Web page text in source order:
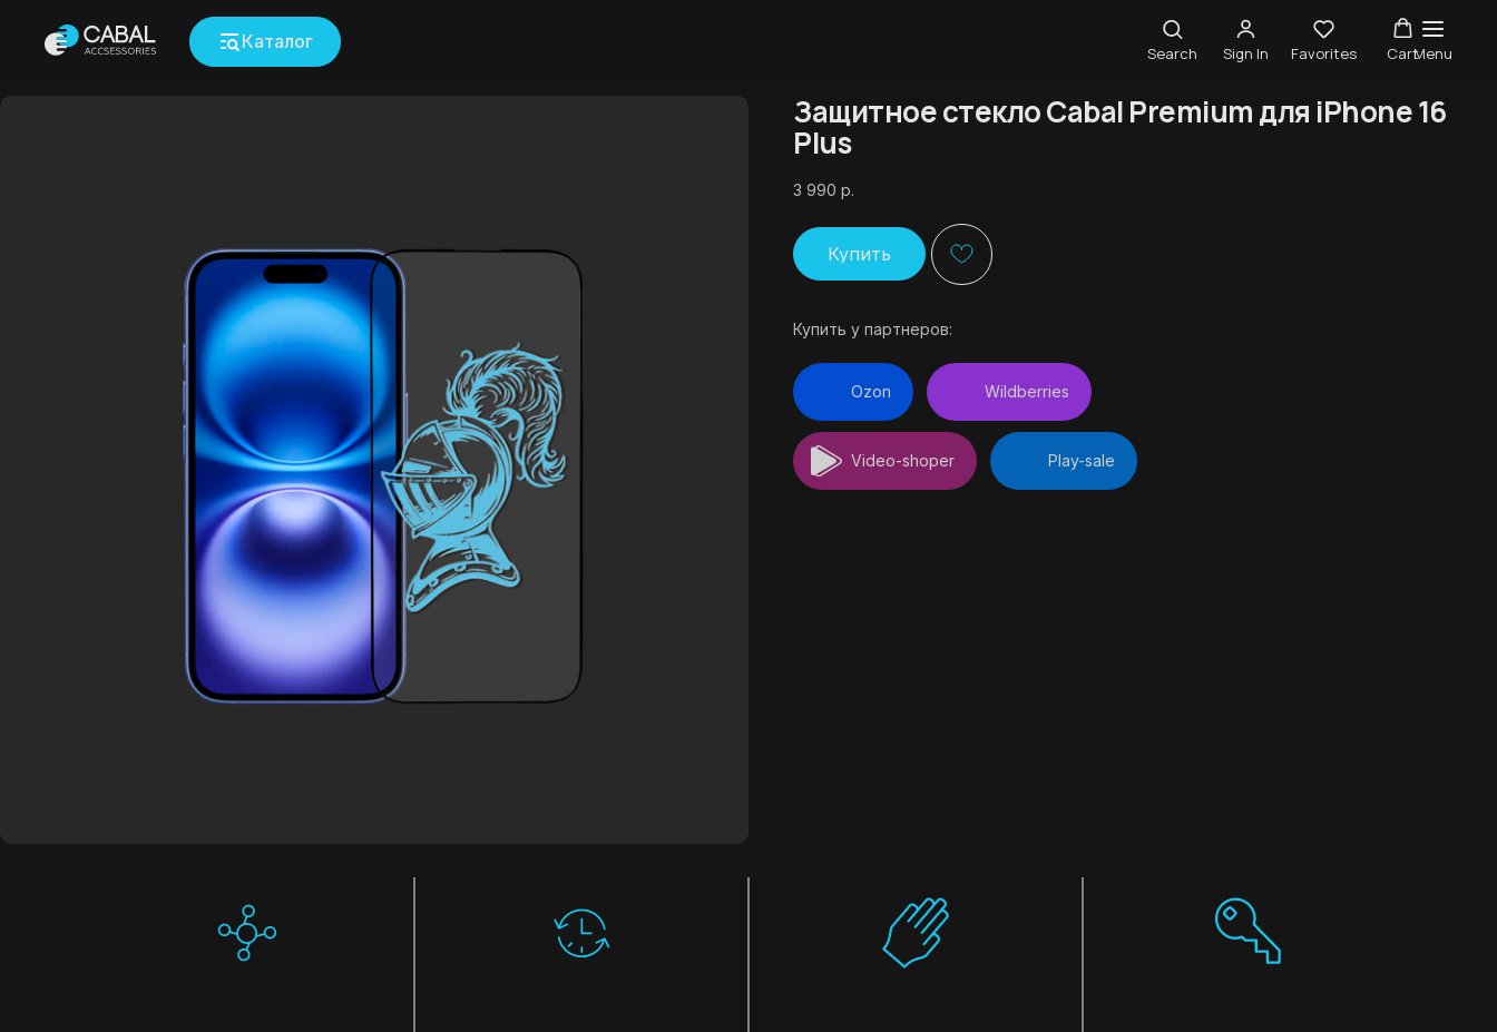
Каталог
Search Sign In Favorites CartMenu
Защитное стекло Cabal Premium для iPhone 16
Plus
3 990 р.
Купить
Купить у партнеров:
Ozon Wildberries
Video-shoper Play-sale